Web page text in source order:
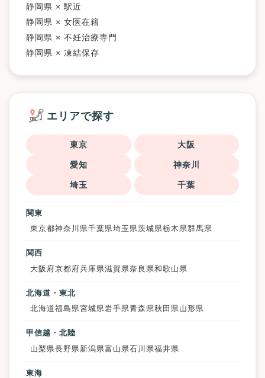
静岡県 × 駅近
静岡県 × 女医在籍
静岡県 × 不妊治療専門
静岡県 × 凍結保存
エリアで探す
東京 大阪
愛知 神奈川
埼玉 千葉
関東
東京都神奈川県千葉県埼玉県茨城県栃木県群馬県
関西
大阪府京都府兵庫県滋賀県奈良県和歌山県
北海道・東北
北海道福島県宮城県岩手県青森県秋田県山形県
甲信越・北陸
山梨県長野県 新潟県富山県石川県福井県
東海